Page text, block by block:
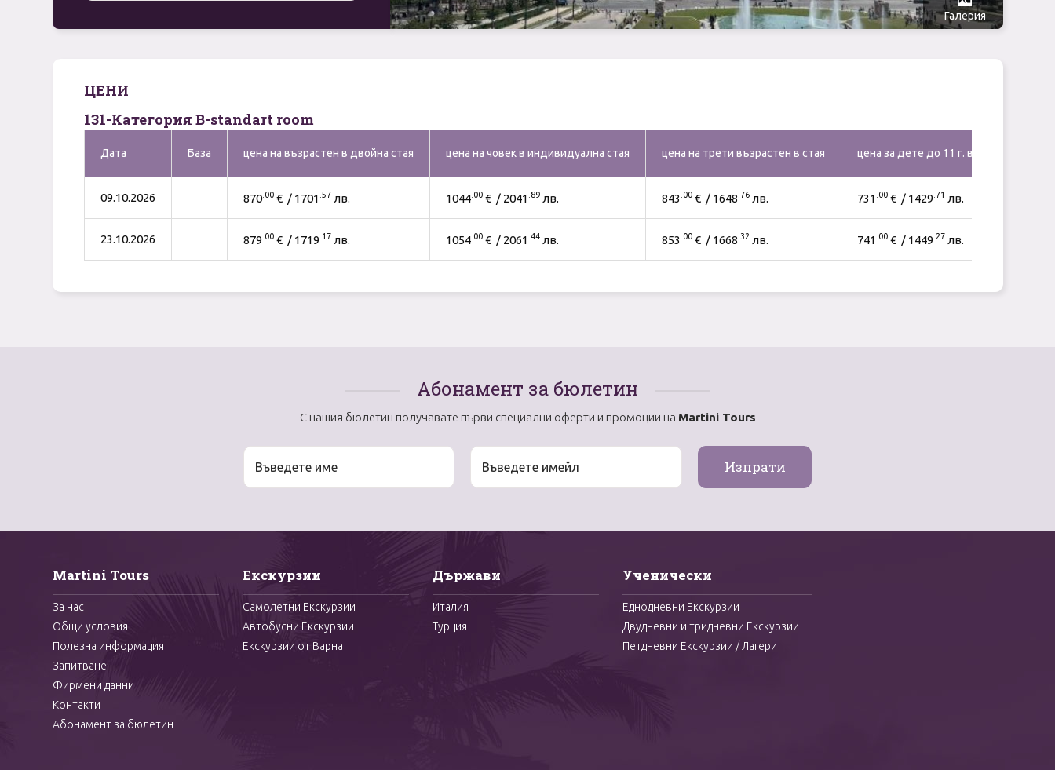
Галерия
ЦЕНИ
131-Категория B-standart room
Дата База цена на възрастен в двойна стая цена на човек в индивидуална стая цена на трети възрастен в стая цена за дете до 11 г. в стая с 2
09.10.2026 870.00€ / 1701 .57 лв. 1044.00€ / 2041 .89лв. 843 .00€ / 1648 .76лв. 731 .00€ / 1429 .71 лв.
23.10.2026 879 .00€ / 1719 .17 лв. 1054.00€ / 2061 .44лв. 853 .00€ / 1668 .32лв. 741 .00€ / 1449 .27 лв.
Абонамент за бюлетин
С нашия бюлетин получавате първи специални оферти и промоции на Martini Tours
Martini Tours
За нас
Общи условия
Полезна информация
Запитване
Фирмени данни
Контакти
Абонамент за бюлетин
Екскурзии
Самолетни Екскурзии
Автобусни Екскурзии
Екскурзии от Варна
Държави
Италия
Турция
Ученически
Еднодневни Екскурзии
Двудневни и тридневни Екскурзии
Петдневни Екскурзии / Лагери